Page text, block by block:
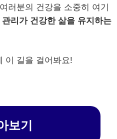
러분의 건강을 소중히 여기
관리가 건강한 삶을 유지하는
이 길을 걸어봐요!
보기